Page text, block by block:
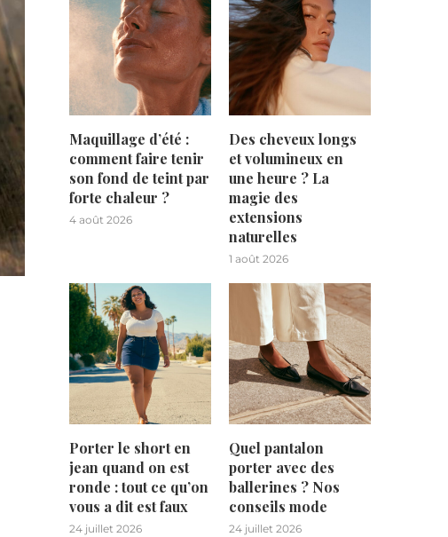
Maquillage d’été :
comment faire tenir
son fond de teint par
forte chaleur ?
4 août 2026
Des cheveux longs
et volumineux en
une heure ? La
magie des
extensions
naturelles
1 août 2026
Porter le short en
jean quand on est
ronde : tout ce qu’on
vous a dit est faux
24 juillet 2026
Quel pantalon
porter avec des
ballerines ? Nos
conseils mode
24 juillet 2026